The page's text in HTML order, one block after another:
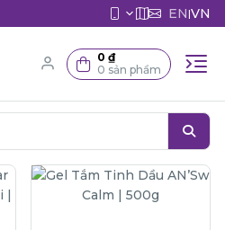
EN|VN
0 ₫
0 sản phẩm